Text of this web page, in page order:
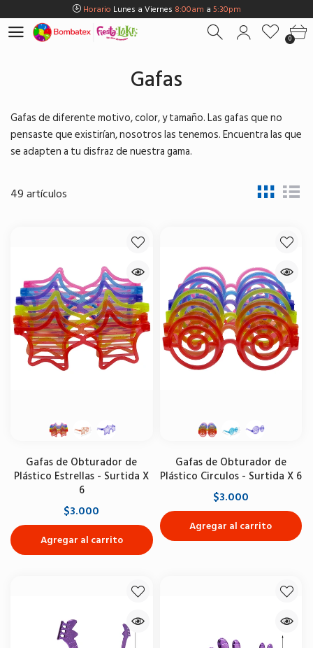
0
Horario Lunes a Viernes 8:00am a 5:30pm
HorarioSábados
5:00pm
BOGOTÁ por compras Superiores a
Lunes a Viernes 8:00am
Horario
Domingos y Fest. 3:00pm
0
Gafas
Gafas de diferente motivo, color, y tamaño. Las gafas que no
pensaste que existirían, nosotros las tenemos. Encuentra las que
se adapten a tu disfraz de nuestra gama.
49 artículos
Gafas de Obturador de
Plástico Estrellas - Surtida X
6
$3.000
Agregar al carrito
Gafas de Obturador de
Plástico Circulos - Surtida X 6
$3.000
Agregar al carrito